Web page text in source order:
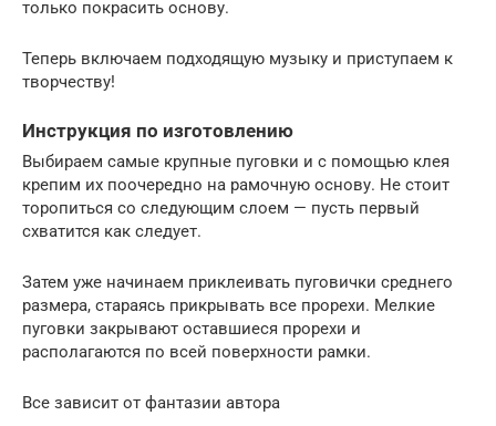
только покрасить основу.
Теперь включаем подходящую музыку и приступаем к
творчеству!
Инструкция по изготовлению
Выбираем самые крупные пуговки и с помощью клея
крепим их поочередно на рамочную основу. Не стоит
торопиться со следующим слоем — пусть первый
схватится как следует.
Затем уже начинаем приклеивать пуговички среднего
размера, стараясь прикрывать все прорехи. Мелкие
пуговки закрывают оставшиеся прорехи и
располагаются по всей поверхности рамки.
Все зависит от фантазии автора